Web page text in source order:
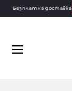
Безплатна доставка